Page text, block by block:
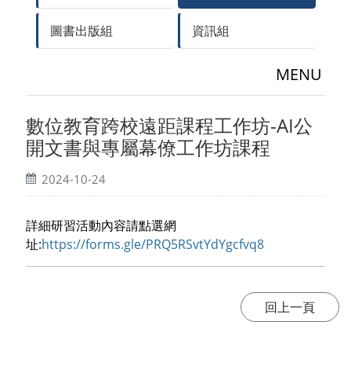
圖書出版組 資訊組
MENU
數位教育跨校遠距課程工作坊-AI公
開文書與專屬幕僚工作坊課程
2024-10-24
詳細研習活動內容請點選網
址:https://forms.gle/PRQ5RSvtYdYgcfvq8